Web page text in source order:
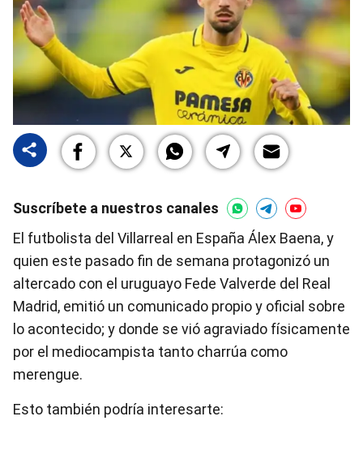
Suscríbete a nuestros canales
El futbolista del Villarreal en España Álex Baena, y
quien este pasado fin de semana protagonizó un
altercado con el uruguayo Fede Valverde del Real
Madrid, emitió un comunicado propio y oficial sobre
lo acontecido; y donde se vió agraviado físicamente
por el mediocampista tanto charrúa como
merengue.
Esto también podría interesarte: